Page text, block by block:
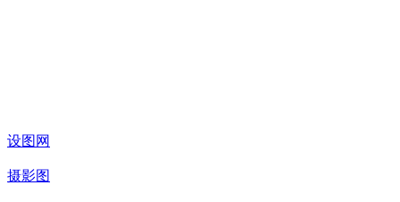
设图网
摄影图